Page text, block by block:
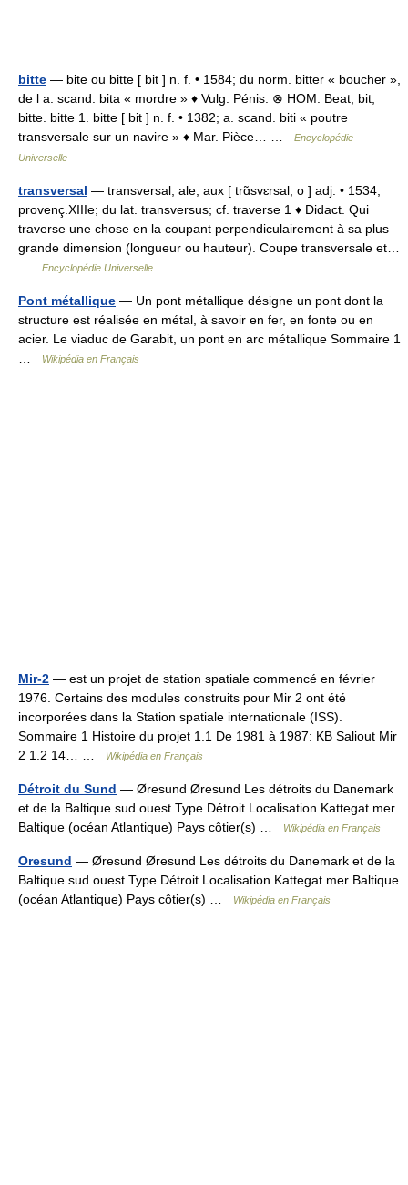
bitte — bite ou bitte [ bit ] n. f. • 1584; du norm. bitter « boucher »,
de l a. scand. bita « mordre » ♦ Vulg. Pénis. ⊗ HOM. Beat, bit,
bitte. bitte 1. bitte [ bit ] n. f. • 1382; a. scand. biti « poutre
transversale sur un navire » ♦ Mar. Pièce… …
Encyclopédie
Universelle
transversal — transversal, ale, aux [ trɑ̃svɛrsal, o ] adj. • 1534;
provenç.XIIIe; du lat. transversus; cf. traverse 1 ♦ Didact. Qui
traverse une chose en la coupant perpendiculairement à sa plus
grande dimension (longueur ou hauteur). Coupe transversale et…
Encyclopédie Universelle
Pont métallique — Un pont métallique désigne un pont dont la
structure est réalisée en métal, à savoir en fer, en fonte ou en
acier. Le viaduc de Garabit, un pont en arc métallique Sommaire 1
Wikipédia en Français
Mir-2 — est un projet de station spatiale commencé en février
1976. Certains des modules construits pour Mir 2 ont été
incorporées dans la Station spatiale internationale (ISS).
Sommaire 1 Histoire du projet 1.1 De 1981 à 1987: KB Saliout Mir
2 1.2 14… …
Wikipédia en Français
Détroit du Sund — Øresund Øresund Les détroits du Danemark
et de la Baltique sud ouest Type Détroit Localisation Kattegat mer
Baltique (océan Atlantique) Pays côtier(s) …
Wikipédia en Français
Oresund — Øresund Øresund Les détroits du Danemark et de la
Baltique sud ouest Type Détroit Localisation Kattegat mer Baltique
(océan Atlantique) Pays côtier(s) …
Wikipédia en Français